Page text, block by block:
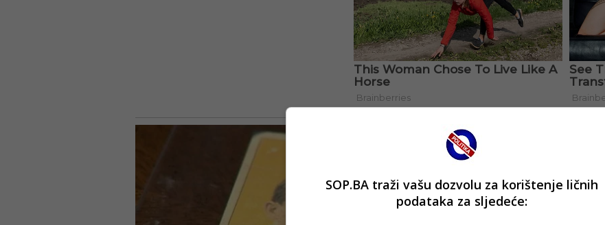
SOP.BA traži vašu dozvolu za korištenje ličnih
podataka za sljedeće: